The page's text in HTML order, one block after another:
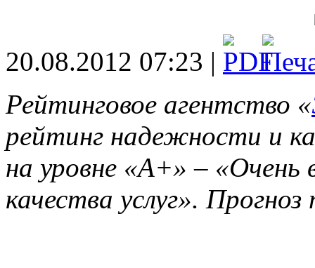
20.08.2012 07:23 |
Рейтинговое агентство «
рейтинг надежности и
на уровне «А+» – «Очень
качества услуг».